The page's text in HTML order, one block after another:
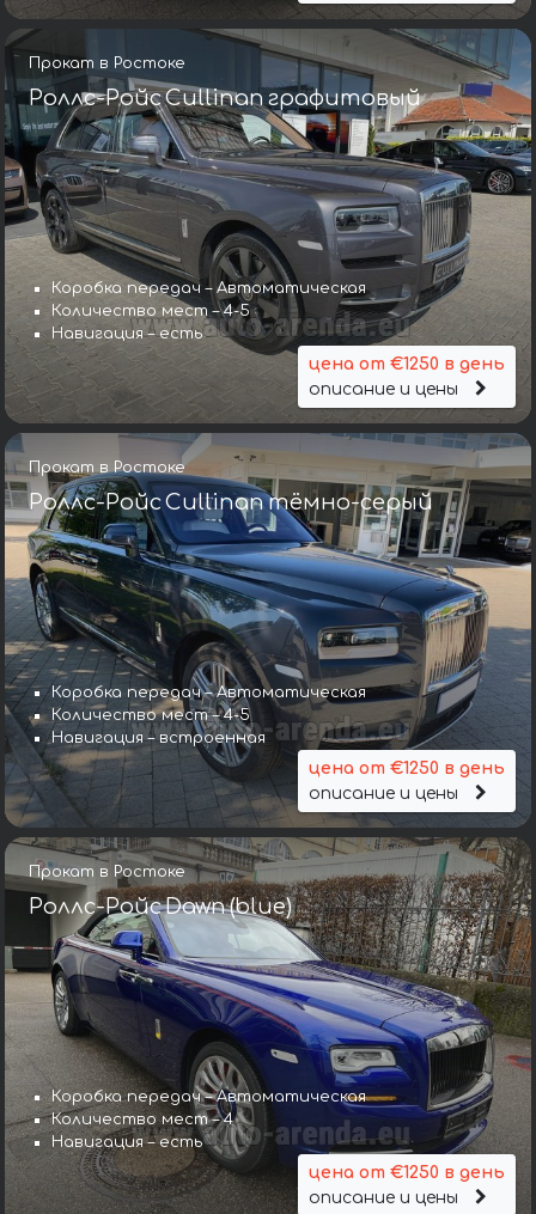
Прокат в Ростоке
Роллс-Ройс Cullinan графитовый
Коробка передач – Автоматическая
Количество мест – 4-5
Навигация – есть
цена от €1250 в день
описание и цены
Прокат в Ростоке
Роллс-Ройс Cullinan тёмно-серый
Коробка передач – Автоматическая
Количество мест – 4-5
Навигация – встроенная
цена от €1250 в день
описание и цены
Прокат в Ростоке
Роллс-Ройс Dawn (blue)
Коробка передач – Автоматическая
Количество мест – 4
Навигация – есть
цена от €1250 в день
описание и цены